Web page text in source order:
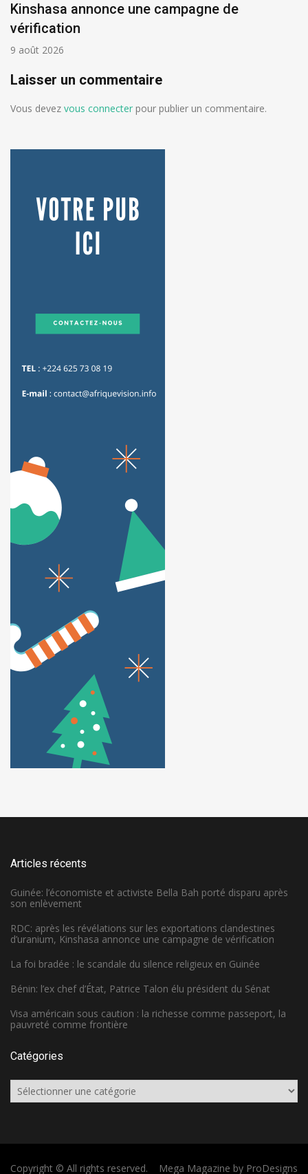
Kinshasa annonce une campagne de
vérification
9 août 2026
Laisser un commentaire
Vous devez vous connecter pour publier un commentaire.
Articles récents
Guinée: l’économiste et activiste Bella Bah porté disparu après
son enlèvement
RDC: après les révélations sur les exportations clandestines
d’uranium, Kinshasa annonce une campagne de vérification
La foi bradée : le scandale du silence religieux en Guinée
Bénin: l’ex chef d’État, Patrice Talon élu président du Sénat
Visa américain sous caution : la richesse comme passeport, la
pauvreté comme frontière
Catégories
Catégories
Copyright © All rights reserved. Mega Magazine by ProDesigns